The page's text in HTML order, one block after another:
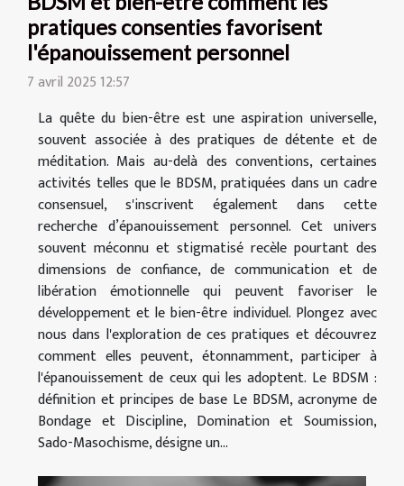
pratiques consenties favorisent
l'épanouissement personnel
7 avril 2025 12:57
La quête du bien-être est une aspiration universelle,
souvent associée à des pratiques de détente et de
méditation. Mais au-delà des conventions, certaines
activités telles que le BDSM, pratiquées dans un cadre
consensuel, s'inscrivent également dans cette
recherche d’épanouissement personnel. Cet univers
souvent méconnu et stigmatisé recèle pourtant des
dimensions de confiance, de communication et de
libération émotionnelle qui peuvent favoriser le
développement et le bien-être individuel. Plongez avec
nous dans l'exploration de ces pratiques et découvrez
comment elles peuvent, étonnamment, participer à
l'épanouissement de ceux qui les adoptent. Le BDSM :
définition et principes de base Le BDSM, acronyme de
Bondage et Discipline, Domination et Soumission,
Sado-Masochisme, désigne un...